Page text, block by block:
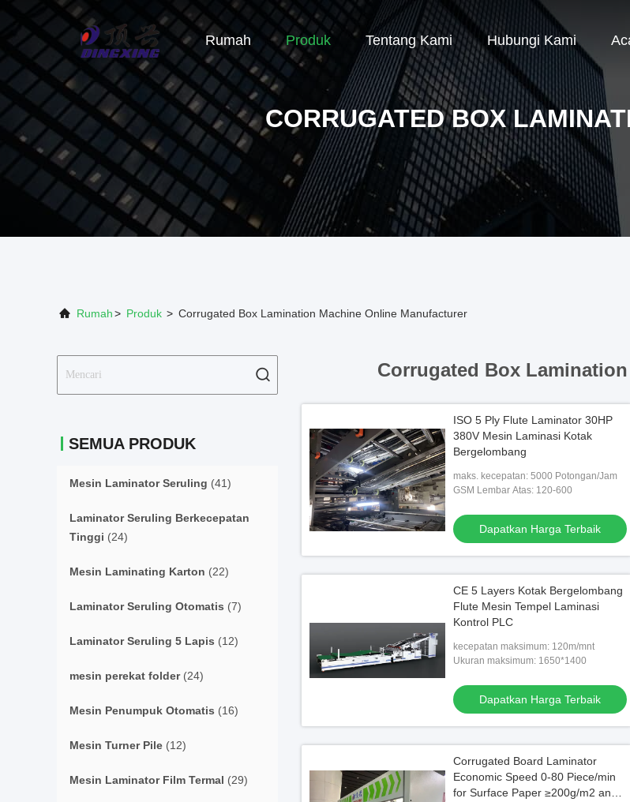
Rumah Produk Tentang Kami Hubungi Kami
CORRUGATED BOX
Rumah> Produk > Corrugated Box Lamination Machine Online Manufacturer
SEMUA PRODUK
Mesin Laminator Seruling (41)
Laminator Seruling Berkecepatan
Tinggi (24)
Mesin Laminating Karton (22)
Laminator Seruling Otomatis (7)
Laminator Seruling 5 Lapis (12)
mesin perekat folder(24)
Mesin Penumpuk Otomatis (16)
Mesin Turner Pile (12)
Mesin Laminator Film Termal (29)
Corrugated Box
ISO 5 Ply Flute Laminator 30HP
380V Mesin Laminasi Kotak
Bergelombang
maks. kecepatan: 5000 Potongan/Jam
GSM Lembar Atas: 120-600
Dapatkan Harga Terbaik
CE 5 Layers Kotak Bergelombang
Flute Mesin Tempel Laminasi
Kontrol PLC
kecepatan maksimum: 120m/mnt
Ukuran maksimum: 1650*1400
Dapatkan Harga Terbaik
Corrugated Board Laminator
Economic Speed 0-80 Piece/min
for Surface Paper ≥200g/m2 and